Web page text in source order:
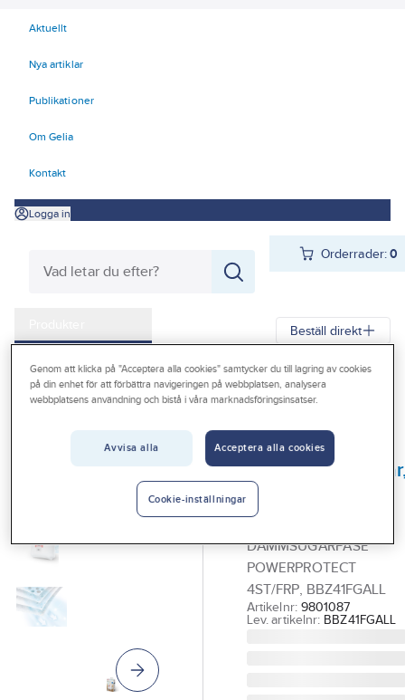
Aktuellt
Nya artiklar
Publikationer
Om Gelia
Kontakt
Logga in
Orderrader:0
Outlet
Vanliga frågor
Beställ direkt
Gelia Produkter Vitvaror & Hemelektronik
Hushållsapparater
Dammsugare
Påsar & filter
BOSCH
Type G ALL
DAMMSUGARPÅSE
POWERPROTECT
4ST/FRP, BBZ41FGALL
Artikelnr: 9801087
Lev. artikelnr: BBZ41FGALL
Genom att klicka på "Acceptera alla cookies" samtycker du till lagring av cookies
på din enhet för att förbättra navigeringen på webbplatsen, analysera
webbplatsens användning och bistå i våra marknadsföringsinsatser.
Avvisa alla Acceptera alla cookies
Cookie-inställningar